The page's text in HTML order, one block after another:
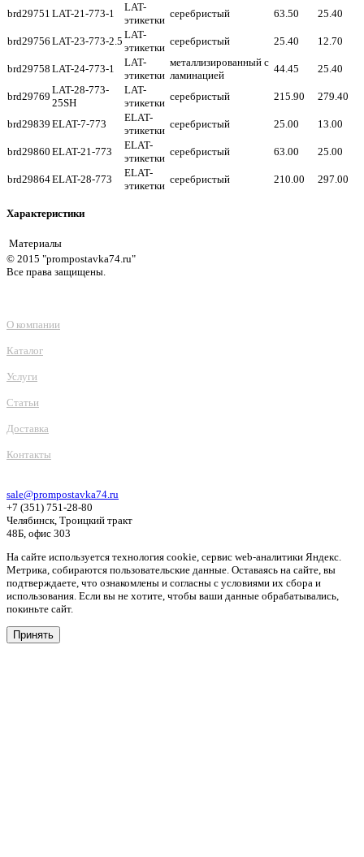
brd29751 LAT-21-773-1
LAT-
этикетки
серебристый 63.50 25.40
brd29756 LAT-23-773-2.5
LAT-
этикетки
серебристый 25.40 12.70
brd29758 LAT-24-773-1
LAT-
этикетки
металлизированный с
ламинацией
44.45 25.40
brd29769
LAT-28-773-
25SH
LAT-
этикетки
серебристый 215.90 279.40
brd29839 ELAT-7-773
ELAT-
этикетки
серебристый 25.00 13.00
brd29860 ELAT-21-773
ELAT-
этикетки
серебристый 63.00 25.00
brd29864ELAT-28-773
ELAT-
этикетки
серебристый 210.00 297.00
Характеристики
Материалы
© 2015 "prompostavka74.ru"
Все права защищены.
О компании
Каталог
Услуги
Статьи
Доставка
Контакты
sale@prompostavka74.ru
+7 (351) 751-28-80
Челябинск, Троицкий тракт
48Б, офис 303
На сайте используется технология cookie, сервис web-аналитики Яндекс.
Метрика, собираются пользовательские данные. Оставаясь на сайте, вы
подтверждаете, что ознакомлены и согласны с условиями их сбора и
использования. Если вы не хотите, чтобы ваши данные обрабатывались,
покиньте сайт.
Принять